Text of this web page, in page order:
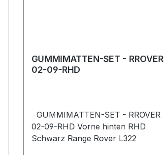
GUMMIMATTEN-SET - RROVER
02-09-RHD
GUMMIMATTEN-SET - RROVER
02-09-RHD Vorne hinten RHD
Schwarz Range Rover L322